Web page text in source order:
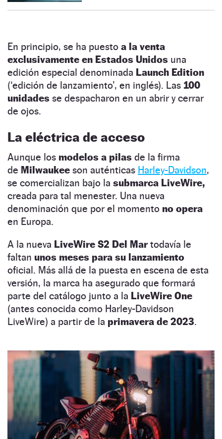
En principio, se ha puesto a la venta
exclusivamente en Estados Unidos una
edición especial denominada Launch Edition
(‘edición de lanzamiento’, en inglés). Las 100
unidades se despacharon en un abrir y cerrar
de ojos.
La eléctrica de acceso
Aunque los modelos a pilas de la firma
de Milwaukee son auténticas Harley-Davidson,
se comercializan bajo la submarca LiveWire,
creada para tal menester. Una nueva
denominación que por el momento no opera
en Europa.
A la nueva LiveWire S2 Del Martodavía le
faltan unos meses para su lanzamiento
oficial. Más allá de la puesta en escena de esta
versión, la marca ha asegurado que formará
parte del catálogo junto a la LiveWire One
(antes conocida como Harley-Davidson
LiveWire) a partir de la primavera de 2023.